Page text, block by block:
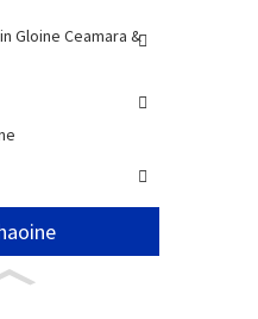
Gloine Ceamara &